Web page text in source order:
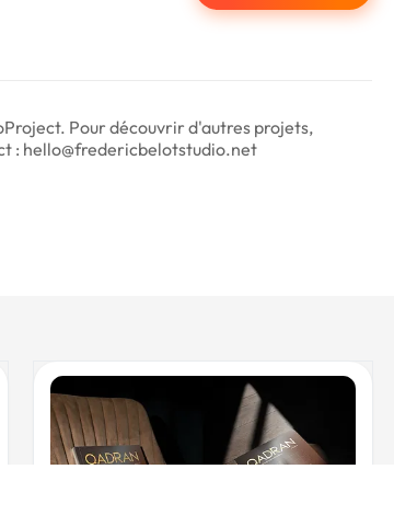
Pour découvrir d'autres projets,
: hello@fredericbelotstudio.net